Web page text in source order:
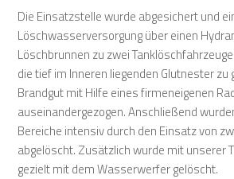
Die Einsatzstelle wurde abgesichert und
Löschwasserversorgung über einen
Löschbrunnen zu zwei
die tief im Inneren liegenden Glutnester zu
Brandgut mit Hilfe eines firmeneigenen
auseinandergezogen. Anschließend
Bereiche intensiv durch den Einsatz von
abgelöscht. Zusätzlich wurde mit unserer
gezielt mit dem Wasserwerfer gelöscht.